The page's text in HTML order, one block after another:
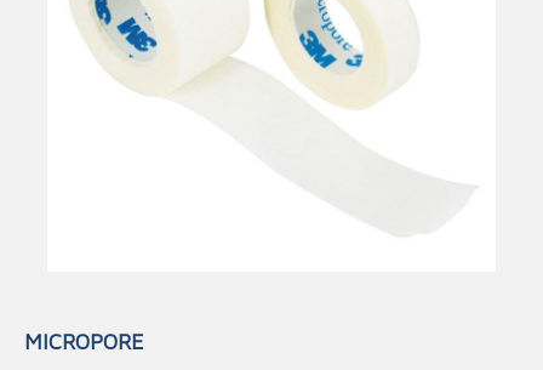
MICROPORE